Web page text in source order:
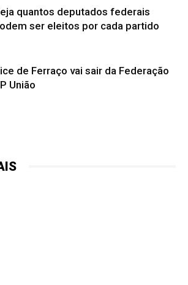
quantos deputados federais
ser eleitos por cada partido
de Ferraço vai sair da Federação
União